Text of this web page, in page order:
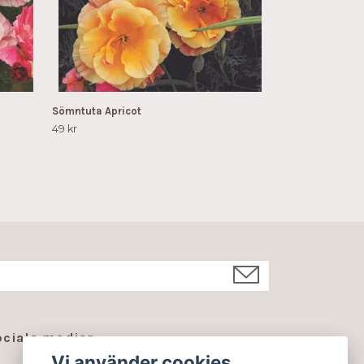
Sömntuta Apricot
49 kr
medier